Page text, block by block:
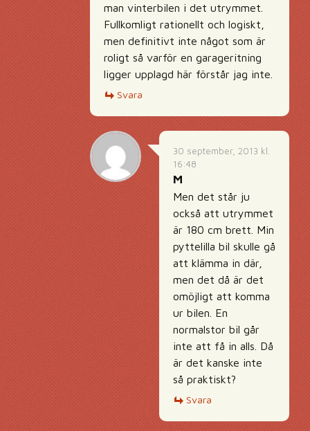
man vinterbilen i det utrymmet.
Fullkomligt rationellt och logiskt,
men definitivt inte något som är
roligt så varför en garageritning
ligger upplagd här förstår jag inte.
Svara
30 september, 2013 kl.
16:48
M
Men det står ju
också att utrymmet
är 180 cm brett. Min
pyttelilla bil skulle gå
att klämma in där,
men det då är det
omöjligt att komma
ur bilen. En
normalstor bil går
inte att få in alls. Då
är det kanske inte
så praktiskt?
Svara